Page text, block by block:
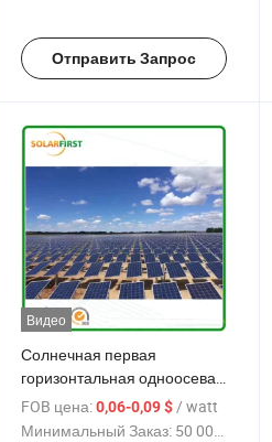
Отправить Запрос
Видео
Солнечная первая
горизонтальная одноосевая
солнечная система
слежения
FOB цена: 0,06-0,09 $ / watt
Минимальный Заказ: 50 000 watt